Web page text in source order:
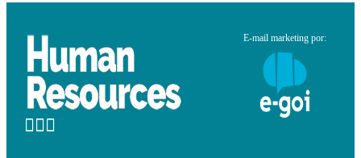
E-mail marketing por: